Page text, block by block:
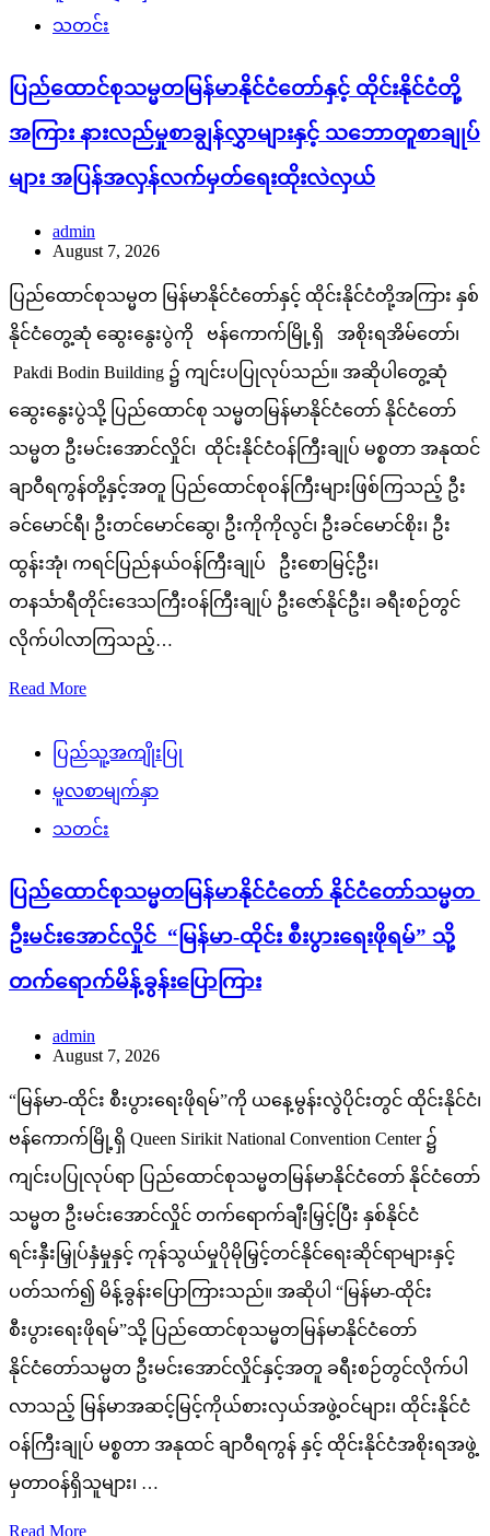
သတင်း
ပြည်ထောင်စုသမ္မတမြန်မာနိုင်ငံတော်နှင့် ထိုင်းနိုင်ငံတို့
အကြား နားလည်မှုစာချွန်လွှာများနှင့် သဘောတူစာချုပ်
များ အပြန်အလှန်လက်မှတ်ရေးထိုးလဲလှယ်
admin
August 7, 2026
ပြည်ထောင်စုသမ္မတ မြန်မာနိုင်ငံတော်နှင့် ထိုင်းနိုင်ငံတို့အကြား နှစ်
နိုင်ငံတွေ့ဆုံ ဆွေးနွေးပွဲကို ဗန်ကောက်မြို့ရှိ အစိုးရအိမ်တော်၊
Pakdi Bodin Building ၌ ကျင်းပပြုလုပ်သည်။ အဆိုပါတွေ့ဆုံ
ဆွေးနွေးပွဲသို့ ပြည်ထောင်စု သမ္မတမြန်မာနိုင်ငံတော် နိုင်ငံတော်
သမ္မတ ဦးမင်းအောင်လှိုင်၊ ထိုင်းနိုင်ငံဝန်ကြီးချုပ် မစ္စတာ အနုထင်
ချာဝီရကွန်တို့နှင့်အတူ ပြည်ထောင်စုဝန်ကြီးများဖြစ်ကြသည့် ဦး
ခင်မောင်ရီ၊ ဦးတင်မောင်ဆွေ၊ ဦးကိုကိုလွင်၊ ဦးခင်မောင်စိုး၊ ဦး
ထွန်းအုံ၊ ကရင်ပြည်နယ်ဝန်ကြီးချုပ် ဦးစောမြင့်ဦး၊
တနင်္သာရီတိုင်းဒေသကြီးဝန်ကြီးချုပ် ဦးဇော်နိုင်ဦး၊ ခရီးစဉ်တွင်
လိုက်ပါလာကြသည့်…
Read More
ပြည်သူ့အကျိုးပြု
မူလစာမျက်နှာ
သတင်း
ပြည်ထောင်စုသမ္မတမြန်မာနိုင်ငံတော် နိုင်ငံတော်သမ္မတ
ဦးမင်းအောင်လှိုင် “မြန်မာ-ထိုင်း စီးပွားရေးဖိုရမ်” သို့
တက်ရောက်မိန့်ခွန်းပြောကြား
admin
August 7, 2026
“မြန်မာ-ထိုင်း စီးပွားရေးဖိုရမ်”ကို ယနေ့မွန်းလွဲပိုင်းတွင် ထိုင်းနိုင်ငံ၊
ဗန်ကောက်မြို့ရှိ Queen Sirikit National Convention Center ၌
ကျင်းပပြုလုပ်ရာ ပြည်ထောင်စုသမ္မတမြန်မာနိုင်ငံတော် နိုင်ငံတော်
သမ္မတ ဦးမင်းအောင်လှိုင် တက်ရောက်ချီးမြှင့်ပြီး နှစ်နိုင်ငံ
ရင်းနှီးမြှုပ်နှံမှုနှင့် ကုန်သွယ်မှုပိုမိုမြှင့်တင်နိုင်ရေးဆိုင်ရာများနှင့်
ပတ်သက်၍ မိန့်ခွန်းပြောကြားသည်။ အဆိုပါ “မြန်မာ-ထိုင်း
စီးပွားရေးဖိုရမ်”သို့ ပြည်ထောင်စုသမ္မတမြန်မာနိုင်ငံတော်
နိုင်ငံတော်သမ္မတ ဦးမင်းအောင်လှိုင်နှင့်အတူ ခရီးစဉ်တွင်လိုက်ပါ
လာသည့် မြန်မာအဆင့်မြင့်ကိုယ်စားလှယ်အဖွဲ့ဝင်များ၊ ထိုင်းနိုင်ငံ
ဝန်ကြီးချုပ် မစ္စတာ အနုထင် ချာဝီရကွန် နှင့် ထိုင်းနိုင်ငံအစိုးရအဖွဲ့
မှတာဝန်ရှိသူများ၊ …
Read More